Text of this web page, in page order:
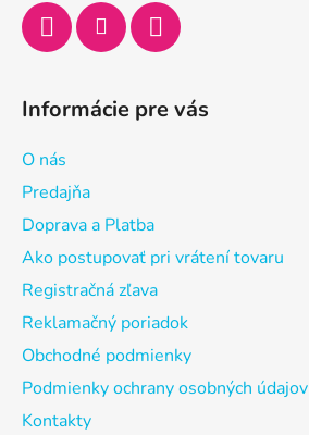
Informácie pre vás
O nás
Predajňa
Doprava a Platba
Ako postupovať pri vrátení tovaru
Registračná zľava
Reklamačný poriadok
Obchodné podmienky
Podmienky ochrany osobných údajov
Kontakty